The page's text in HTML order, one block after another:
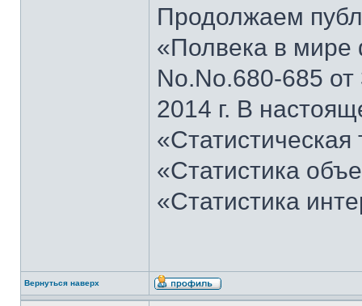
Продолжаем
«Полвека в мире
No.No.680-685
2014 г. В
«Статистика
«Статистика
Вернуться наверх